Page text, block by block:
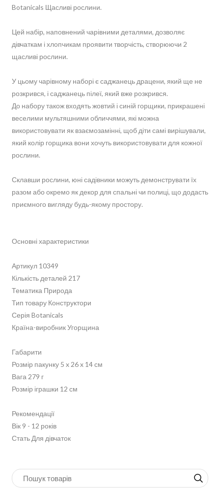
Botanicals Щасливі рослини.
Цей набір, наповнений чарівними деталями, дозволяє
дівчаткам і хлопчикам проявити творчість, створюючи 2
щасливі рослини.
У цьому чарівному наборі є саджанець драцени, який ще не
розкрився, і саджанець пілеї, який вже розкрився.
До набору також входять жовтий і синій горщики, прикрашені
веселими мультяшними обличчями, які можна
використовувати як взаємозамінні, щоб діти самі вирішували,
який колір горщика вони хочуть використовувати для кожної
рослини.
Склавши рослини, юні садівники можуть демонструвати їх
разом або окремо як декор для спальні чи полиці, що додасть
приємного вигляду будь-якому простору.
Основні характеристики
Артикул 10349
Кількість деталей 217
Тематика Природа
Тип товару Конструктори
Серія Botanicals
Країна-виробник Угорщина
Габарити
Розмір пакунку 5 x 26 x 14 см
Вага 279 г
Розмір іграшки 12 см
Рекомендації
Вік 9 - 12 років
Стать Для дівчаток